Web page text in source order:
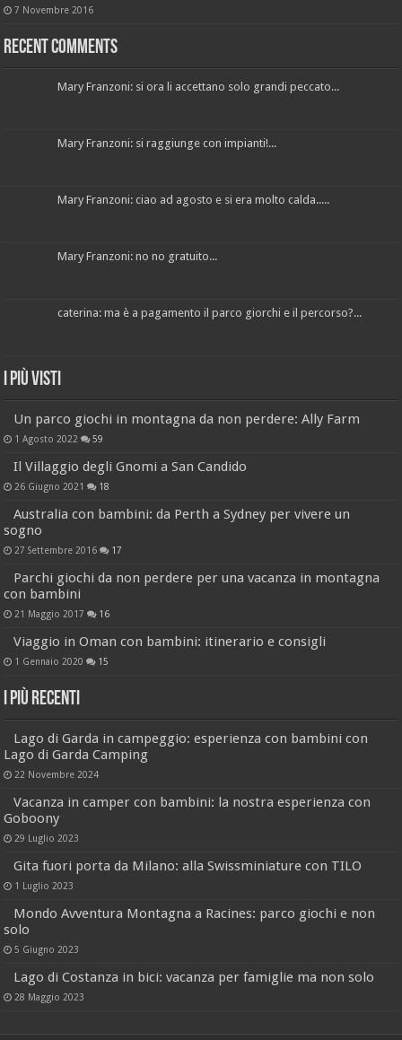
7 Novembre 2016
Recent Comments
Mary Franzoni: si ora li accettano solo grandi peccato...
Mary Franzoni: si raggiunge con impianti!...
Mary Franzoni: ciao ad agosto e si era molto calda.....
Mary Franzoni: no no gratuito...
caterina: ma è a pagamento il parco giorchi e il percorso?...
I più visti
Un parco giochi in montagna da non perdere: Ally Farm
1 Agosto 2022 59
Il Villaggio degli Gnomi a San Candido
26 Giugno 2021 18
Australia con bambini: da Perth a Sydney per vivere un
sogno
27 Settembre 2016 17
Parchi giochi da non perdere per una vacanza in montagna
con bambini
21 Maggio 2017 16
Viaggio in Oman con bambini: itinerario e consigli
1 Gennaio 2020 15
I più recenti
Lago di Garda in campeggio: esperienza con bambini con
Lago di Garda Camping
22 Novembre 2024
Vacanza in camper con bambini: la nostra esperienza con
Goboony
29 Luglio 2023
Gita fuori porta da Milano: alla Swissminiature con TILO
1 Luglio 2023
Mondo Avventura Montagna a Racines: parco giochi e non
solo
5 Giugno 2023
Lago di Costanza in bici: vacanza per famiglie ma non solo
28 Maggio 2023